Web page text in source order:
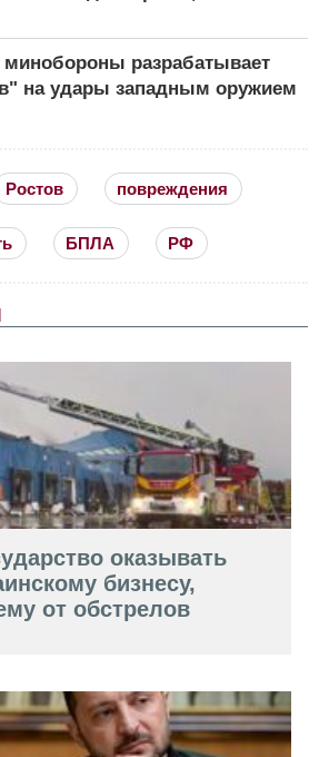
минобороны разрабатывает
на удары западным оружием
Ростов повреждения
БПЛА РФ
оказывать
бизнесу,
от обстрелов